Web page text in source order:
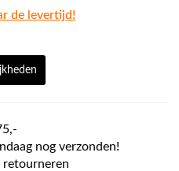
de levertijd!
nog verzonden!
retourneren